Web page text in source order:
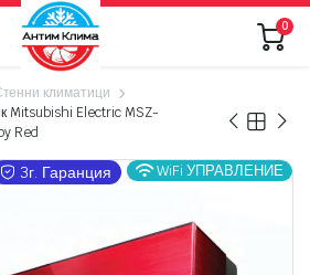
0
климатици
Mitsubishi Electric MSZ-
Red
3г. Гаранция WiFi УПРАВЛЕНИЕ